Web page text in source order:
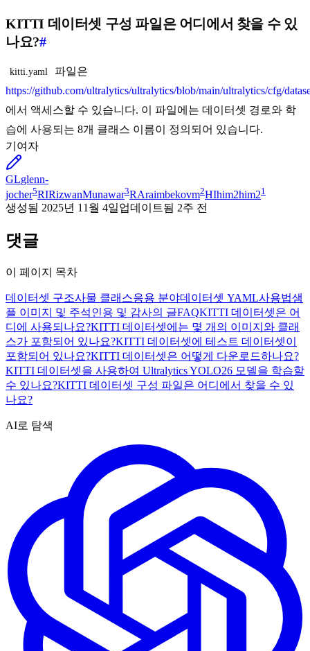
KITTI 데이터셋 구성 파일은 어디에서 찾을 수 있
나요?#
kitti.yaml
파일은
https://github.com/ultralytics/ultralytics/blob/main/ultralytics/cfg/
에서 액세스할 수 있습니다. 이 파일에는 데이터셋 경로와 학
습에 사용되는 8개 클래스 이름이 정의되어 있습니다.
기여자
GLglenn-
jocher5RIRizwanMunawar3RAraimbekovm2HIhim2him21
생성됨 2025년 11월 4일업데이트됨 2주 전
댓글
이 페이지 목차
데이터셋 구조사물 클래스응용 분야데이터셋 YAML사용법샘
플 이미지 및 주석인용 및 감사의 글FAQKITTI 데이터셋은 어
디에 사용되나요?KITTI 데이터셋에는 몇 개의 이미지와 클래
스가 포함되어 있나요?KITTI 데이터셋에 테스트 데이터셋이
포함되어 있나요?KITTI 데이터셋은 어떻게 다운로드하나요?
KITTI 데이터셋을 사용하여 Ultralytics YOLO26 모델을 학습할
수 있나요?KITTI 데이터셋 구성 파일은 어디에서 찾을 수 있
나요?
AI로 탐색